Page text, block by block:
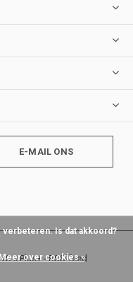
E-MAIL ONS
xPlus+-RSS-feed
Is dat akkoord?
over cookies »